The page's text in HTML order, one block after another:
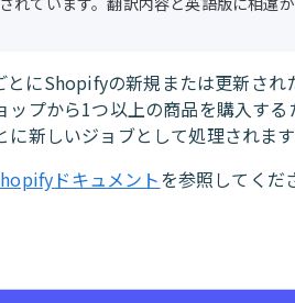
にShopifyの新規または更新され
ップから1つ以上の商品を購入する
新しいジョブとして処理されます
ドキュメントを参照してくだ